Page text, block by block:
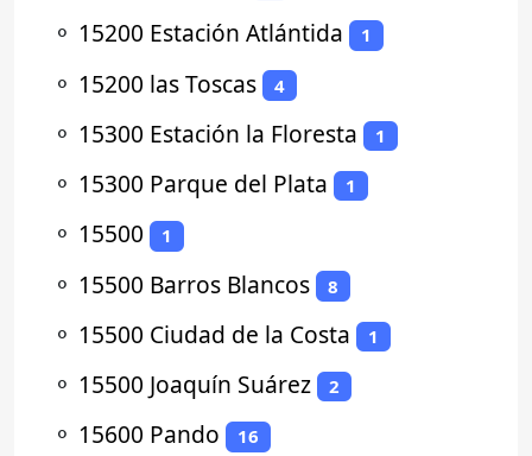
⚬ 15200 Estación Atlántida 1
⚬ 15200 las Toscas 4
⚬ 15300 Estación la Floresta 1
⚬ 15300 Parque del Plata 1
⚬ 15500 1
⚬ 15500 Barros Blancos 8
⚬ 15500 Ciudad de la Costa 1
⚬ 15500 Joaquín Suárez 2
⚬ 15600 Pando 16